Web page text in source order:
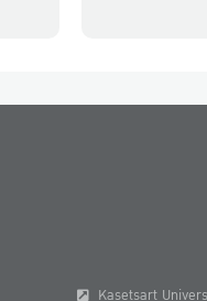
Kasetsart